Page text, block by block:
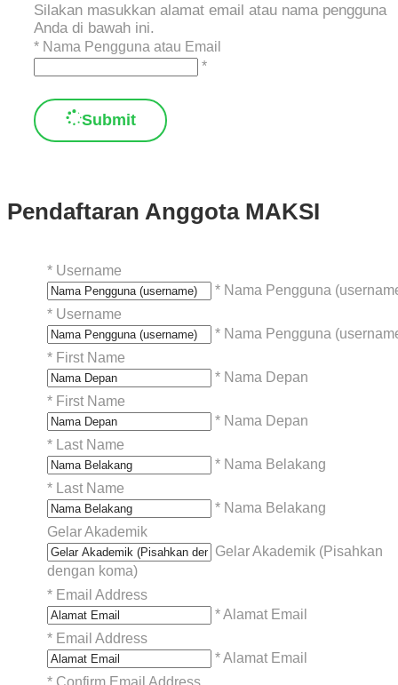
Silakan masukkan alamat email atau nama pengguna
Anda di bawah ini.
* Nama Pengguna atau Email
*
Submit
Pendaftaran Anggota MAKSI
* Username
* Nama Pengguna
* Username
* Nama Pengguna
* First Name
* Nama Depan
* First Name
* Nama Depan
* Last Name
* Nama Belakang
* Last Name
* Nama Belakang
Gelar Akademik
Gelar Akademik (Pisahkan
dengan koma)
* Email Address
* Alamat Email
* Email Address
* Alamat Email
* Confirm Email Address